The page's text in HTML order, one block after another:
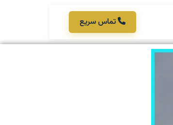
تماس سریع